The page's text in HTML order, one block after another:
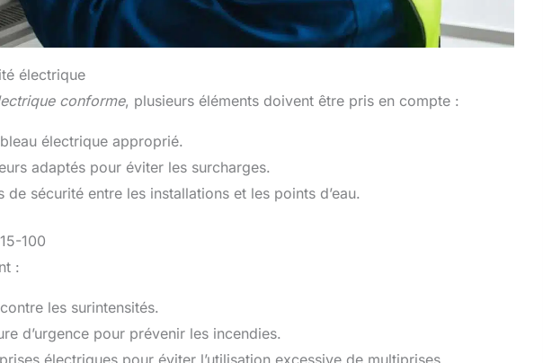
électrique
conforme, plusieurs éléments doivent être pris en compte :
électrique approprié.
adaptés pour éviter les surcharges.
de sécurité entre les installations et les points d’eau.
100
:
les surintensités.
d’urgence pour prévenir les incendies.